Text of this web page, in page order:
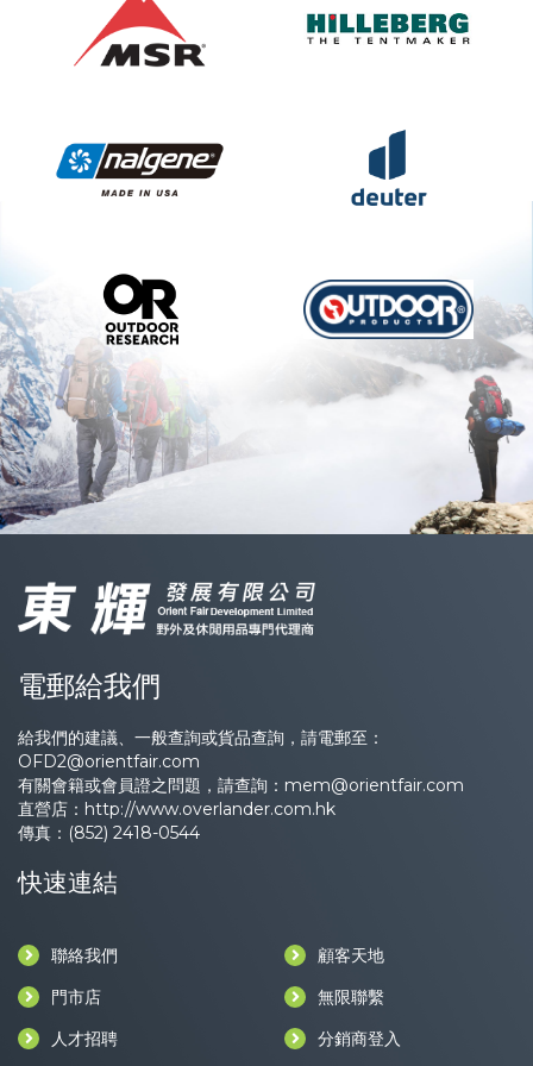
電郵給我們
給我們的建議、一般查詢或貨品查詢，請電郵至：
OFD2@orientfair.com
有關會籍或會員證之問題，請查詢： mem@orientfair.com
直營店： http://www.overlander.com.hk
傳真：(852) 2418-0544
快速連結
聯絡我們
門市店
人才招聘
顧客天地
無限聯繫
分銷商登入